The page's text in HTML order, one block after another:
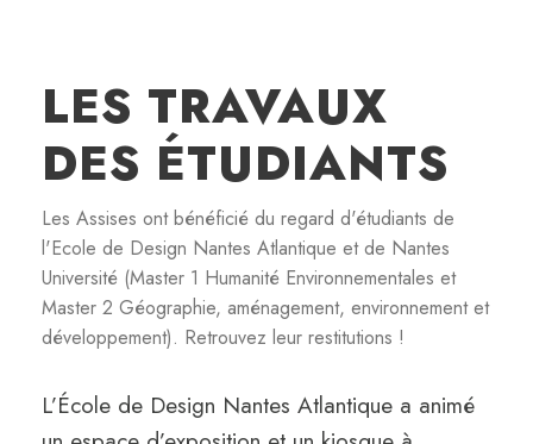
LES TRAVAUX
DES ÉTUDIANTS
Les Assises ont bénéficié du regard d'étudiants de
l'Ecole de Design Nantes Atlantique et de Nantes
Université (Master 1 Humanité Environnementales et
Master 2 Géographie, aménagement, environnement et
développement). Retrouvez leur restitutions !
L’École de Design Nantes Atlantique a animé